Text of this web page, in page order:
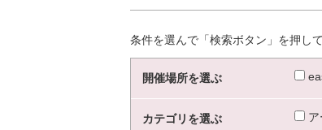
条件を選んで「検索ボタン」を押し
開催場所を選ぶ
カテゴリを選ぶ